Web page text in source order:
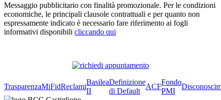
Messaggio pubblicitario con finalità promozionale. Per le condizioni
economiche, le principali clausole contrattuali e per quanto non
espressamente indicato è necessario fare riferimento ai fogli
informativi disponibili cliccando qui
TrasparenzaMiFidReclami
Basilea
II
Definizione
di Default
ACF
Fondo
PMI